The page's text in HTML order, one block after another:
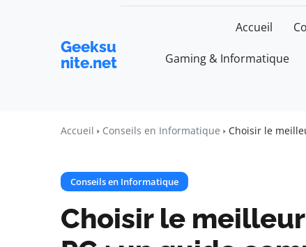
Geeksu
nite.net
Accueil
Gaming & Informatique
Accueil Conseils en Informatique Choisir le
Conseils en Informatique
Choisir le